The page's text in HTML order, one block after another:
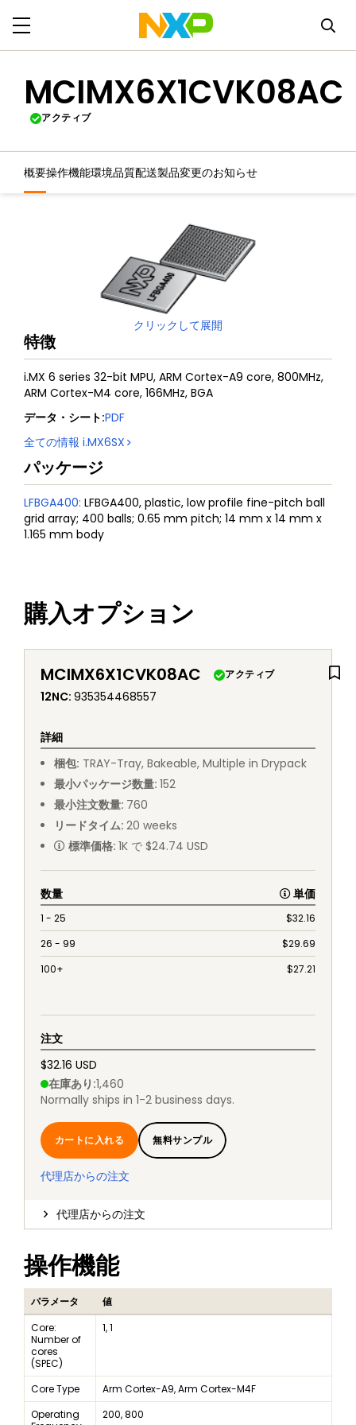
MCIMX6X1CVK08AC
アクティブ
概要操作機能環境品質配送製品変更のお知らせ
クリックして展開
特徴
i.MX 6 series 32-bit MPU, ARM Cortex-A9 core, 800MHz,
ARM Cortex-M4 core, 166MHz, BGA
データ・シート:PDF
全ての情報 i.MX6SX
パッケージ
LFBGA400: LFBGA400, plastic, low profile fine-pitch ball
grid array; 400 balls; 0.65 mm pitch; 14 mm x 14 mm x
1.165 mm body
購入オプション
MCIMX6X1CVK08AC アクティブ
12NC: 935354468557
詳細
梱包: TRAY-Tray, Bakeable, Multiple in Drypack
最小パッケージ数量: 152
最小注文数量: 760
リードタイム: 20 weeks
標準価格: 1K で $24.74 USD
数量 単価
1 - 25 $32.16
26 - 99
$29.69
100+
$27.21
注文
$32.16 USD
在庫あり :1,460
Normally ships in 1-2 business days.
カートに入れる 無料サンプル
代理店からの注文
代理店からの注文
操作機能
パラメータ
値
Core:
Number of
cores
(SPEC)
1, 1
Core Type
Arm Cortex-A9, Arm Cortex-M4F
Operating
200, 800